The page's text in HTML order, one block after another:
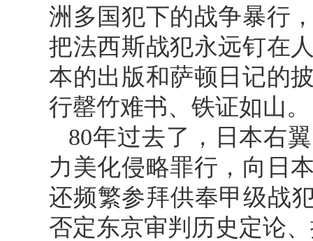
洲多国犯下的战争暴行
把法西斯战犯永远钉在
本的出版和萨顿日记的
行罄竹难书、铁证如山。
80年过去了，日本右
力美化侵略罪行，向日
还频繁参拜供奉甲级战
否定东京审判历史定论